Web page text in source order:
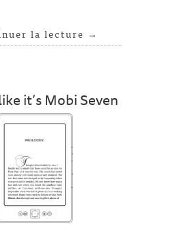
la lecture →
it’s Mobi Seven